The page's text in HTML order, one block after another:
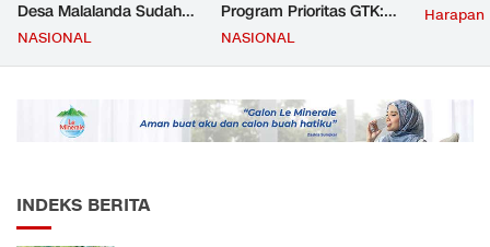
Desa Malalanda Sudah
Mencapai 69 Persen dan
JMD dan JMF
NASIONAL
Program Prioritas GTK:
Kompetensi Meningkat,
NASIONAL
Harapan
INDEKS BERITA